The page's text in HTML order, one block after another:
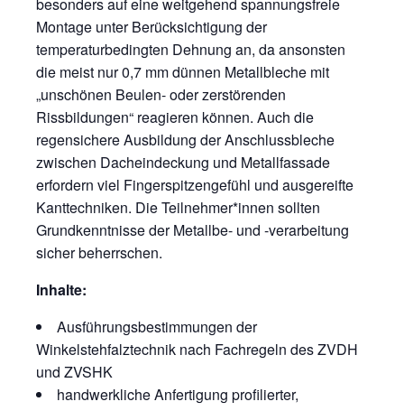
Montage unter Berücksichtigung der
temperaturbedingten Dehnung an, da ansonsten
die meist nur 0,7 mm dünnen Metallbleche mit
„unschönen Beulen- oder zerstörenden
Rissbildungen“ reagieren können. Auch die
regensichere Ausbildung der Anschlussbleche
zwischen Dacheindeckung und Metallfassade
erfordern viel Fingerspitzengefühl und ausgereifte
Kanttechniken. Die Teilnehmer*innen sollten
Grundkenntnisse der Metallbe- und -verarbeitung
sicher beherrschen.
Inhalte:
Ausführungsbestimmungen der
Winkelstehfalztechnik nach Fachregeln des ZVDH
und ZVSHK
handwerkliche Anfertigung profilierter,